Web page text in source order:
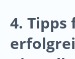
4. Tipps